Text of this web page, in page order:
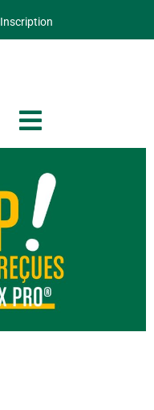
Inscription